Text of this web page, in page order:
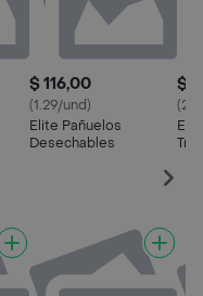
$ 116,00
(1.29/und)
Elite Pañuelos
Desechables
$